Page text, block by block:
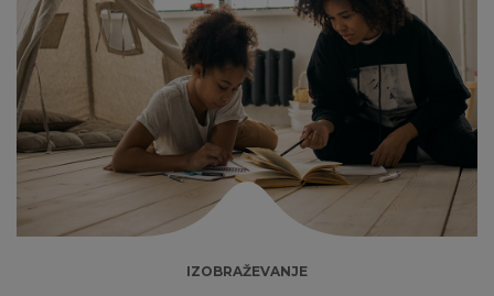
IZOBRAŽEVANJE